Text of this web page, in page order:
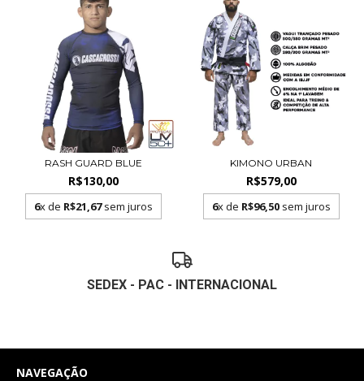
RASH GUARD BLUE
R$130,00
6x de R$21,67sem juros
KIMONO URBAN
R$579,00
6x de R$96,50sem juros
SEDEX - PAC - INTERNACIONAL
NAVEGAÇÃO